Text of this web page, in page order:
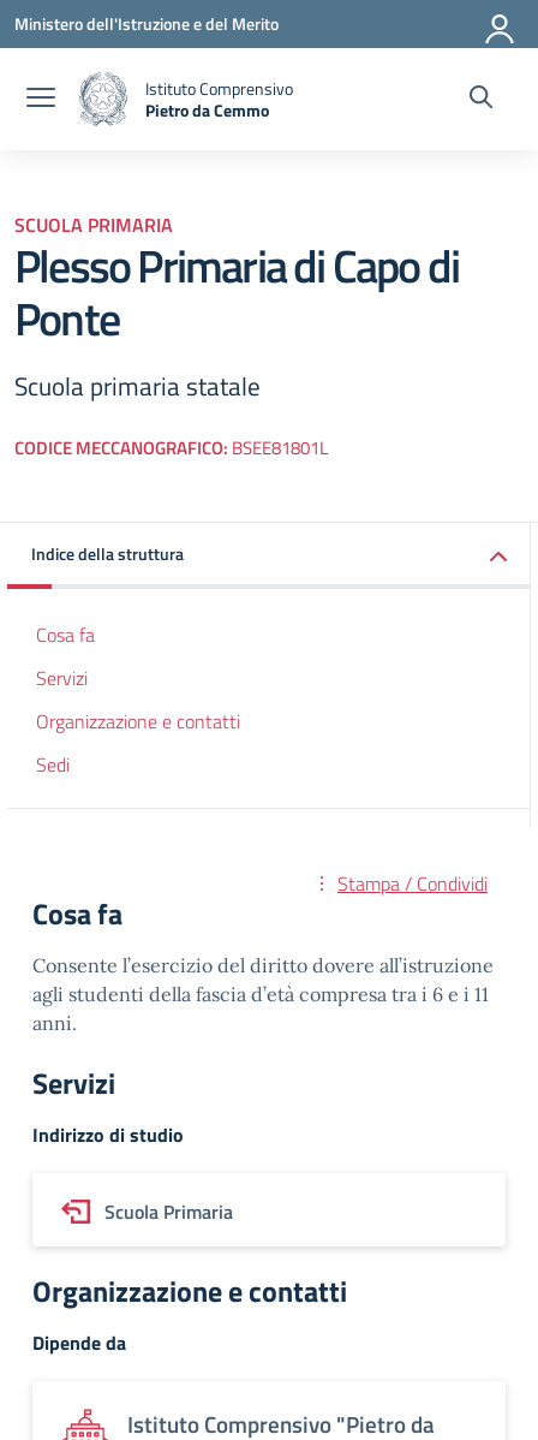
Vai ai contenuti
Vai al menu di navigazione
Vai al footer
Ministero dell'Istruzione e del Merito
Istituto Comprensivo
Pietro da Cemmo
SCUOLA PRIMARIA
Plesso Primaria di Capo di
Ponte
Scuola primaria statale
CODICE MECCANOGRAFICO: BSEE81801L
Indice della struttura
Cosa fa
Servizi
Organizzazione e contatti
Sedi
Stampa / Condividi
Cosa fa
Consente l’esercizio del diritto dovere all’istruzione
agli studenti della fascia d’età compresa tra i 6 e i 11
anni.
Servizi
Indirizzo di studio
Scuola Primaria
Organizzazione e contatti
Dipende da
Istituto Comprensivo "Pietro da